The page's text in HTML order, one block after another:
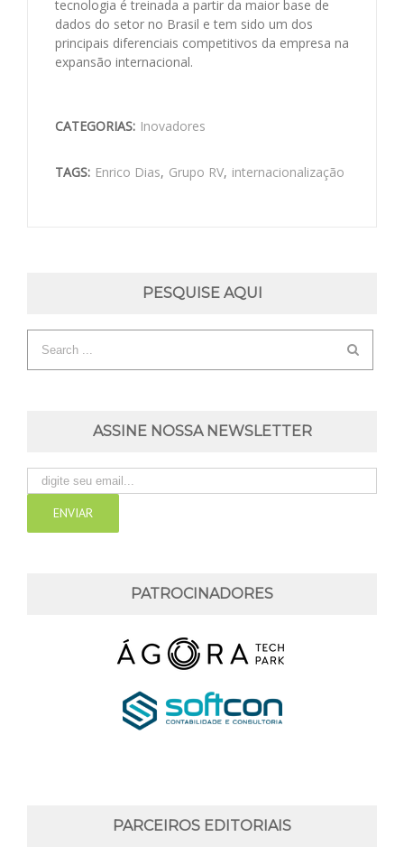
tecnologia é treinada a partir da maior base de
dados do setor no Brasil e tem sido um dos
principais diferenciais competitivos da empresa na
expansão internacional.
CATEGORIAS: Inovadores
TAGS: Enrico Dias, Grupo RV, internacionalização
PESQUISE AQUI
ASSINE NOSSA NEWSLETTER
PATROCINADORES
PARCEIROS EDITORIAIS